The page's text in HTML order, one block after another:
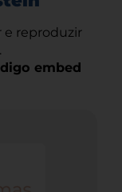
e reproduzir
embed